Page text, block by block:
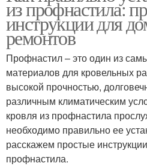
из профнастила:
инструкции для
ремонтов
Профнастил – это один из
материалов для кровельных
высокой прочностью,
различным климатическим
кровля из профнастила
необходимо правильно ее
расскажем простые
профнастила.